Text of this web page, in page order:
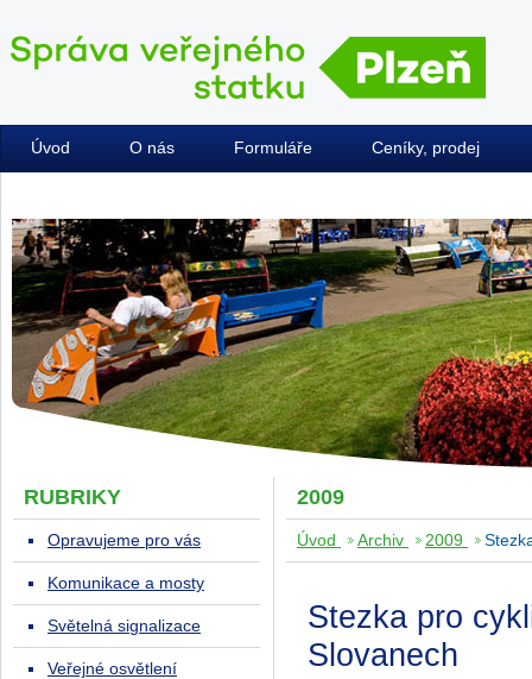
Úvod O nás Formuláře Ceníky, prodej
2009
Úvod Archiv 2009
Stezka pro
Slovanech
RUBRIKY
Opravujeme pro vás
Komunikace a mosty
Světelná signalizace
Veřejné osvětlení